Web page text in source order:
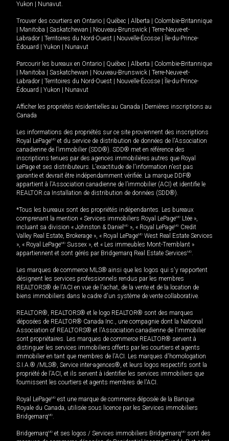
Yukon
Nunavut.
Trouver des courtiers en Ontario Québec Alberta
Colombie-Britannique
Manitoba Saskatchewan Nouveau-Brunswick
Terre-Neuve-et-
Labrador
Territoires du Nord-Ouest Nouvelle-Écosse
Île-du-Prince-
Édouard
Yukon Nunavut
Parcourir les bureaux en Ontario Québec Alberta
Colombie-Britannique
Manitoba Saskatchewan Nouveau-Brunswick
Terre-Neuve-et-
Labrador
Territoires du Nord-Ouest Nouvelle-Écosse
Île-du-Prince-
Édouard
Yukon Nunavut
Afficher les propriétés résidentielles au Canada
Dernières inscriptions au
Canada
Les informations des propriétés sur ce site proviennent des inscriptions
Royal LePageMD et du service de distribution de données de l'Association
canadienne de l’immobilier (SDD®). SDD® met en référence des
inscriptions tenues par des agences immobilières autres que Royal
LePage et ses distributeurs. L'exactitude de l'information n'est pas
garantie et devrait être indépendamment vérifiée. La marque DDF®
appartient à l'Association canadienne de l’immobilier (ACI) et identifie le
REALTOR.ca Installation de distribution de données (SDD®).
*Tous les bureaux sont des propriétés indépendantes. Les bureaux
comprenant la mention « Services immobiliers Royal LePageMD Ltée »,
incluant sa division « Johnston & Daniel MD », « Royal LePageMD Credit
Valley Real Estate, Brokerage », « Royal LePageMD West Real Estate Services
», « Royal LePageMD Sussex », et « Les immeubles Mont-Tremblant »
appartiennent et sont gérés par Bridgemarq Real Estate ServicesMD.
Les marques de commerce MLS® ainsi que les logos qui s'y rapportent
désignent les services professionnels rendus par les membres
REALTORS® de l'ACI en vue de l'achat, de la vente et de la location de
biens immobiliers dans le cadre d'un système de vente collaborative.
REALTOR®, REALTORS® et le logo REALTOR® sont des marques
déposées de REALTOR® Canada Inc., une compagnie dont la National
Association of REALTORS® et l'Association canadienne de l’immobilier
sont propriétaires. Les marques de commerce REALTOR® servent à
distinguer les services immobiliers offerts par les courtiers et agents
immobilier en tant que membres de l'ACI. Les marques d'homologation
S.I.A.® /MLS®, Service inter-agences®, et leurs logos respectifs sont la
propriété de l'ACI, et ils servent à identifier les services immobiliers que
fournissent les courtiers et agents membres de l'ACI.
Royal LePageMD est une marque de commerce déposée de la Banque
Royale du Canada, utilisée sous licence par les Services immobiliers
BridgemarqMD.
BridgemarqMD et ses logos / Services immobiliers BridgemarqMD sont des